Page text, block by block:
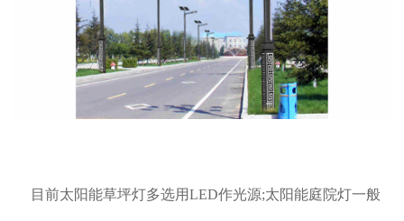
目前太阳能草坪灯多选用LED作光源;太阳能庭院灯一般